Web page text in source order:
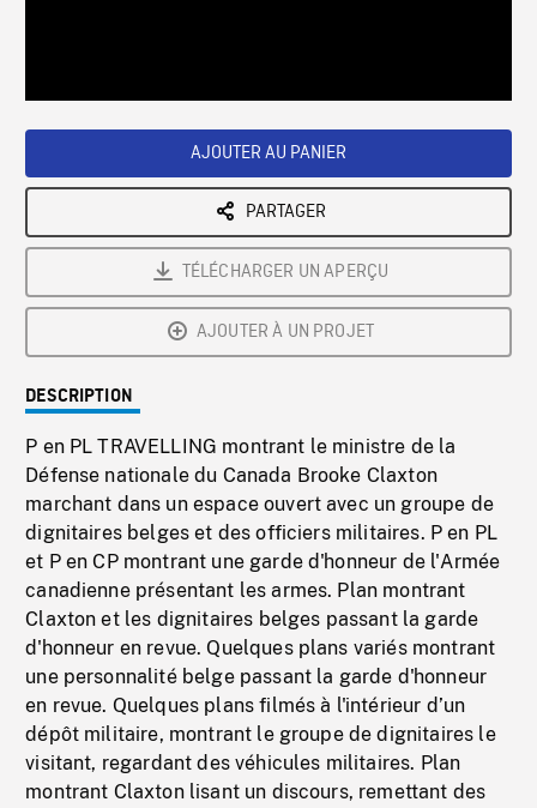
AJOUTER AU PANIER
PARTAGER
TÉLÉCHARGER UN APERÇU
AJOUTER À UN PROJET
DESCRIPTION
P en PL TRAVELLING montrant le ministre de la
Défense nationale du Canada Brooke Claxton
marchant dans un espace ouvert avec un groupe de
dignitaires belges et des officiers militaires. P en PL
et P en CP montrant une garde d'honneur de l'Armée
canadienne présentant les armes. Plan montrant
Claxton et les dignitaires belges passant la garde
d'honneur en revue. Quelques plans variés montrant
une personnalité belge passant la garde d'honneur
en revue. Quelques plans filmés à l'intérieur d’un
dépôt militaire, montrant le groupe de dignitaires le
visitant, regardant des véhicules militaires. Plan
montrant Claxton lisant un discours, remettant des